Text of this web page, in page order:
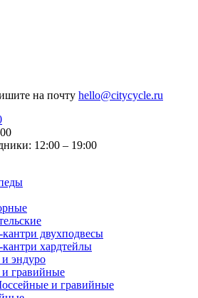
на почту hello@citycycle.ru
12:00 – 19:00
двухподвесы
хардтейлы
эндуро
гравийные
и гравийные